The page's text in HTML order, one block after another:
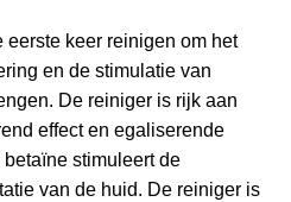
eerste keer reinigen om het
en de stimulatie van
De reiniger is rijk aan
effect en egaliserende
stimuleert de
van de huid. De reiniger is